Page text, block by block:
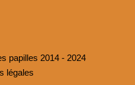
papilles 2014 - 2024
légales